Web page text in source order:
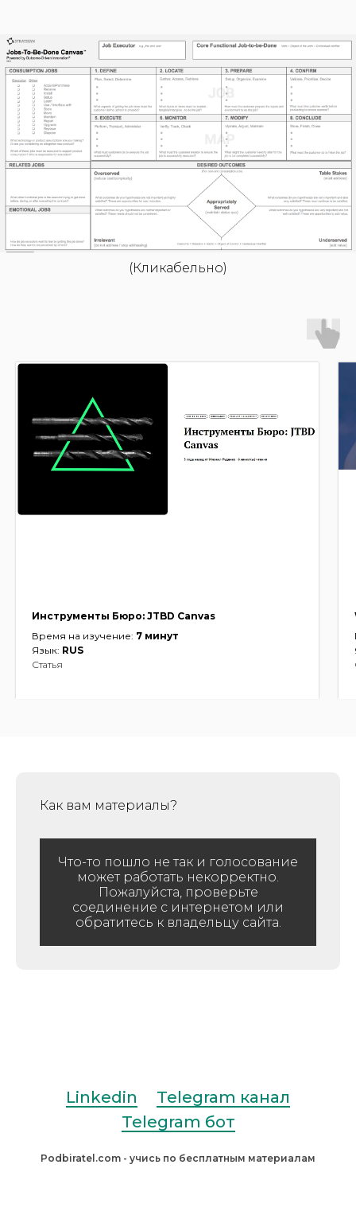
(Кликабельно)
Инструменты Бюро: JTBD Canvas
Время на изучение: 7 минут
Язык: RUS
Статья
Как вам материалы?
Что-то пошло не так и голосование
может работать некорректно.
Пожалуйста, проверьте
соединение с интернетом или
обратитесь к владельцу сайта.
Linkedin
Telegram канал
Telegram бот
Podbiratel.com - учись по бесплатным материалам